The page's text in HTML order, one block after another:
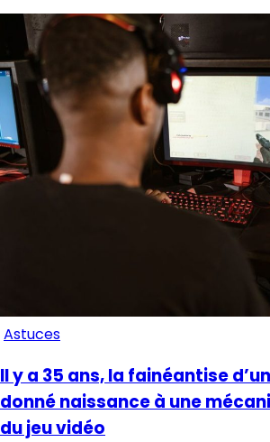
Astuces
Il y a 35 ans, la fainéantise
donné naissance à une
du jeu vidéo